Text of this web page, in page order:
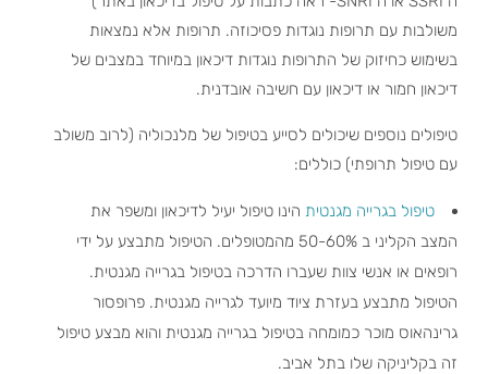
משולבות עם תרופות נוגדות פסיכוזה. תרופות אלא נמצאות
בשימוש כחיזוק של התרופות נוגדות דיכאון במיוחד במצבים של
דיכאון חמור או דיכאון עם חשיבה אובדנית.
טיפולים נוספים שיכולים לסייע בטיפול של מלנכוליה (לרוב משולב
עם טיפול תרופתי) כוללים:
טיפול בגרייה מגנטית הינו טיפול יעיל לדיכאון ומשפר את
המצב הקליני ב 50-60% מהמטופלים. הטיפול מתבצע על ידי
רופאים או אנשי צוות שעברו הדרכה בטיפול בגרייה מגנטית.
הטיפול מתבצע בעזרת ציוד מיועד לגרייה מגנטית. פרופסור
גרינהאוס מוכר כמומחה בטיפול בגרייה מגנטית והוא מבצע טיפול
זה בקליניקה שלו בתל אביב.